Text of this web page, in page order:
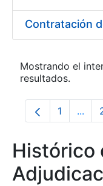
Mostrando el
resultados.
Página
1 ...
Histórico